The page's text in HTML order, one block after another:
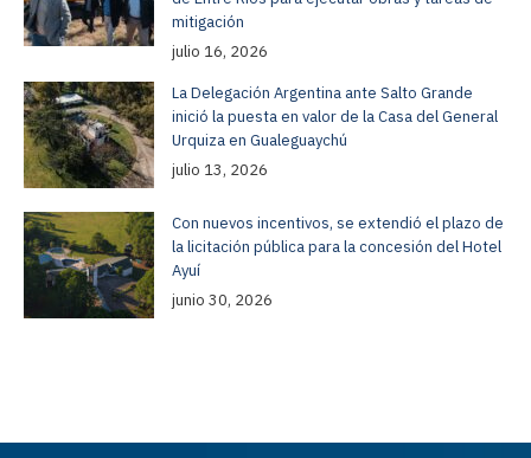
mitigación
julio 16, 2026
La Delegación Argentina ante Salto Grande
inició la puesta en valor de la Casa del General
Urquiza en Gualeguaychú
julio 13, 2026
Con nuevos incentivos, se extendió el plazo de
la licitación pública para la concesión del Hotel
Ayuí
junio 30, 2026